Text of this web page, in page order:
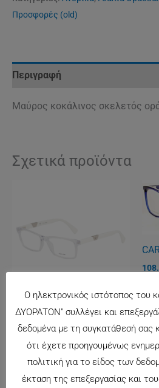
Προσφορές (old)
Περιγραφή
Μαύρος κοκάλινος σκελετός
Σχετικά προϊόντα
POLICE 1830 C
125.00€
Ο ηλεκτρονικός ιστότοπος του
ΔΥΟΡΑΤΟΝ" συλλέγει και
δεδομένα με τη συγκατάθεσή σας
ότι έχετε προηγουμένως
πολιτική για το είδος των
έκταση της επεξεργασίας και